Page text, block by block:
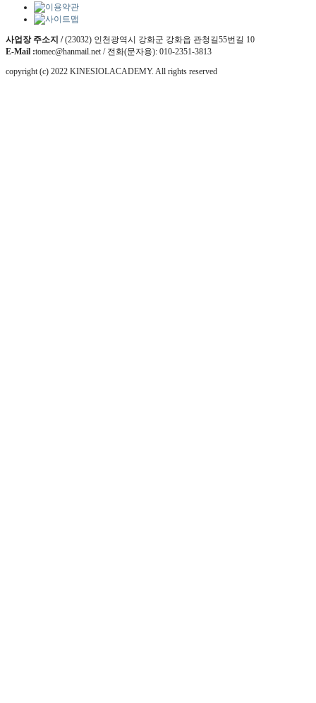
사업장 주소지 /(23032) 인천광역시 강화군 강화읍 관청길55번길 10
E-Mail :tomec@hanmail.net / 전화(문자용): 010-2351-3813
copyright (c) 2022 KINESIOLACADEMY. All rights reserved